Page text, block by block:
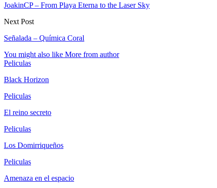
JoakinCP – From Playa Eterna to the Laser Sky
Next Post
Señalada – Química Coral
You might also like More from author
Peliculas
Black Horizon
Peliculas
El reino secreto
Peliculas
Los Domirriqueños
Peliculas
Amenaza en el espacio